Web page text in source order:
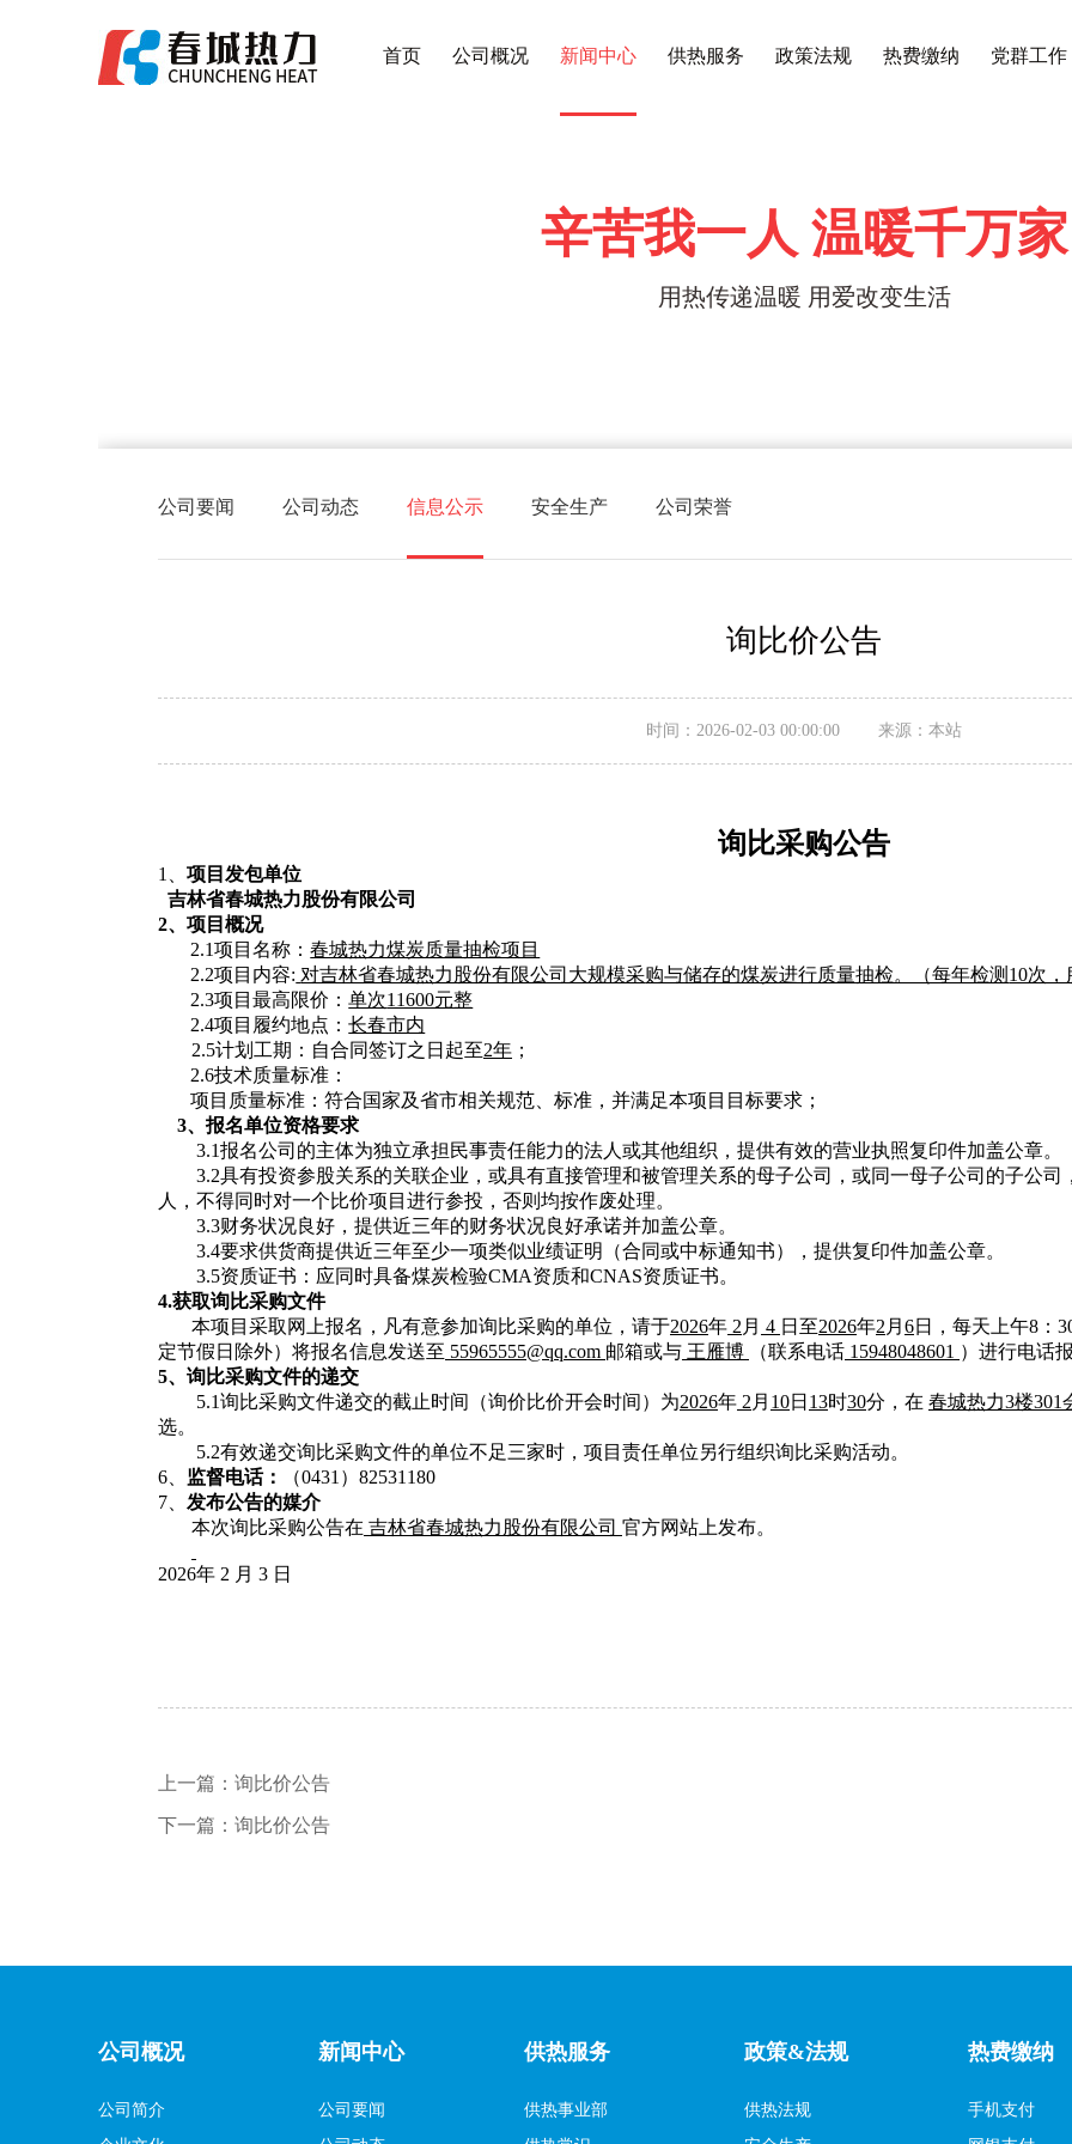
首页 公司概况 新闻中心 供热服务 政策法规 热费缴纳 党群工作
辛苦我一人 温暖千万家
用热传递温暖 用爱改变生活
公司要闻 公司动态 信息公示 安全生产 公司荣誉
询比价公告
时间：2026-02-03 00:00:00 来源：本站
询比采购公告
1、 项目发包单位
吉林省春城热力股份有限公司
2、项目概况
2.1项目名称：春城热力煤炭质量抽检项目
2.2项目 内容: 对吉林省春城热力股份有限公司大规模采购与储存的煤炭进行质量抽检。（每年检测 10次，
2.3项目最高限价：单次11600元整
2.4项目履约地点：长春市内
2.5计划工期：自合同签订之日起至2年 ；
2.6技术质量标准：
项目质量标准：符合国家及省市相关规范、标准，并满足本项目目标要求；
3、 报名单位资格要求
3.1报名公司的主体为独立承担民事责任能力的法人或其他组织，提供有效的营业执照复印件加盖公章。
3.2具有投资参股关系的关联企业，或具有直接管理和被管理关系的母子公司，或同一母子公司的子公
人，不得同时对一个比价项目进行参投，否则均按作废处理。
3.3财务状况良好，提供近三年的财务状况良好承诺并加盖公章。
3.4要求供货商提供近三年至少一项类似业绩证明（合同或中标通知书），提供复印件加盖公章。
3.5资质证书：应同时具备煤炭检验CMA资质和CNAS资质证书。
4.获取询比采购文件
本项目采取网上报名，凡有意参加询比采购的单位，请于2026年 2 月 4 日至2026年2 月 6日 ，每天上午8：
定节假日除外）将报名信息发送至 55965555@qq.com 邮箱或与 王雁博 （联系电话 15948048601 ）进行电话
5、 询比采购文件的递交
5.1询比采购文件递交的截止时间（询价比价开会时间）为2026年 2 月 10日 13时30分， 在 春城热力3楼301
选。
5.2有效递交询比采购文件的单位不足三家时，项目责任单位另行组织询比采购活动。
6、 监督电话： （0431）82531180
7、 发布公告的媒介
本次询比采购公告在 吉林省春城热力股份有限公司 官方网站上发布。
2026年 2 月 3 日
上一篇： 询比价公告
下一篇： 询比价公告
公司概况
公司简介
新闻中心
公司要闻
供热服务
供热事业部
政策&法规
供热法规
热费缴纳
手机支付